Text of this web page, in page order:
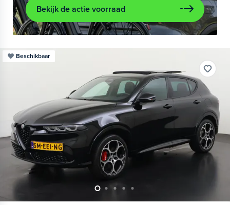
Bekijk de actie voorraad
Beschikbaar